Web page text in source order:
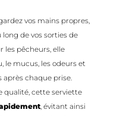
vos mains propres,
de vos sorties de
les pêcheurs, elle
le mucus, les odeurs et
après chaque prise.
qualité, cette serviette
, évitant ainsi